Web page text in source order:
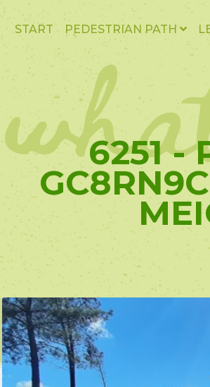
START PEDESTRIAN PATH
6251 -